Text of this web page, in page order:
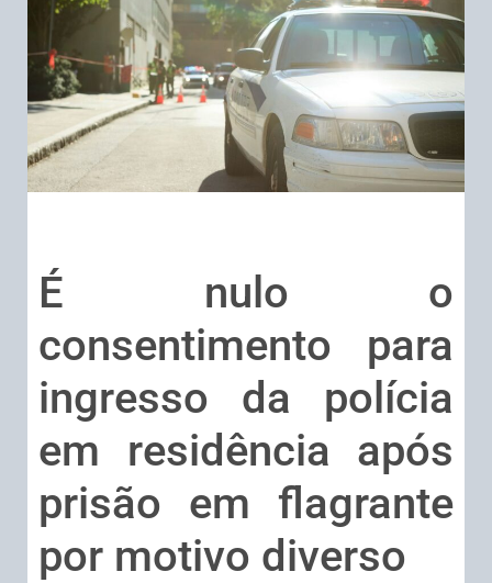
É nulo o
consentimento para
ingresso da polícia
em residência após
prisão em flagrante
por motivo diverso